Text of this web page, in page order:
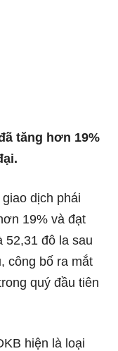
tăng hơn 19%
dịch phái
19% và đạt
52,31 đô la sau
công bố ra mắt
quý đầu tiên
hiện là loại